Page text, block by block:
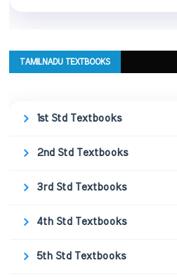
TAMILNADU TEXTBOOKS
1st Std Textbooks
2nd Std Textbooks
3rd Std Textbooks
4th Std Textbooks
5th Std Textbooks